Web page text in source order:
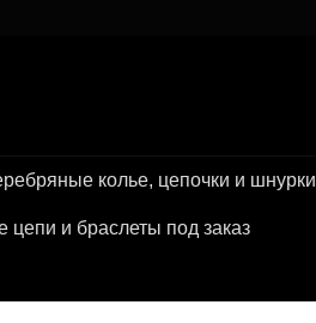
колье, цепочки и шнурки
и браслеты под заказ